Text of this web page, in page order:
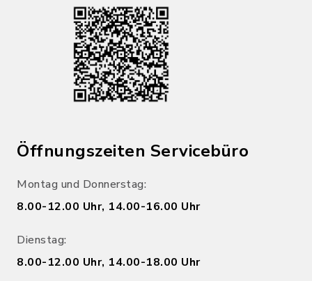
Öffnungszeiten Servicebüro
Montag und Donnerstag:
8.00-12.00 Uhr, 14.00-16.00 Uhr
Dienstag:
8.00-12.00 Uhr, 14.00-18.00 Uhr